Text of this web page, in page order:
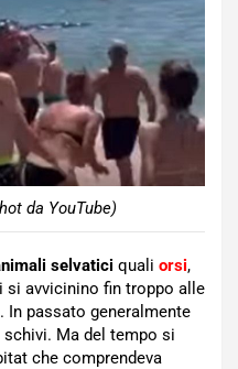
da YouTube)
selvatici quali orsi,
si avvicinino fin troppo alle
In passato generalmente
Ma del tempo si
che comprendeva